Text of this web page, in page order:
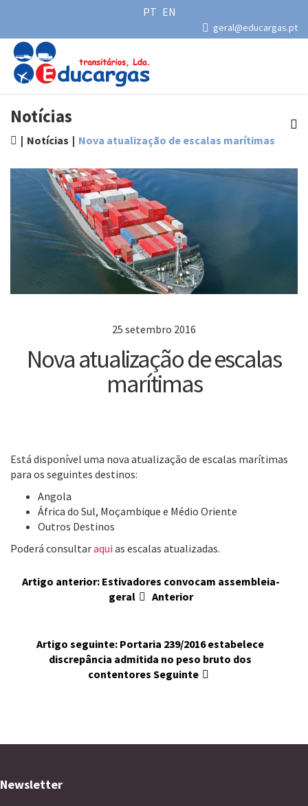
PT EN
geral@educargas.pt
Notícias
Notícias Nova atualização de escalas marítimas
25 setembro 2016
Nova atualização de escalas
marítimas
Está disponível uma nova atualização de escalas marítimas
para os seguintes destinos:
Angola
África do Sul, Moçambique e Médio Oriente
Outros Destinos
Poderá consultaraqui as escalas atualizadas.
Artigo anterior: Estivadores convocam assembleia-
geral
Anterior
Artigo seguinte: Portaria 239/2016 estabelece
discrepância admitida no peso bruto dos
contentores Seguinte
Newsletter